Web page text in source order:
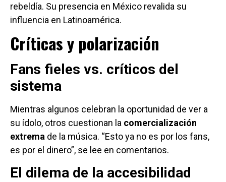
rebeldía. Su presencia en México revalida su
influencia en Latinoamérica.
Críticas y polarización
Fans fieles vs. críticos del
sistema
Mientras algunos celebran la oportunidad de ver a
su ídolo, otros cuestionan la comercialización
extrema de la música. “Esto ya no es por los fans,
es por el dinero”, se lee en comentarios.
El dilema de la accesibilidad